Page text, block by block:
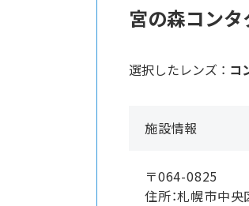
宮の森コンタ
選択したレンズ ： コ
施設情報
〒064-0825
住所：札幌市中